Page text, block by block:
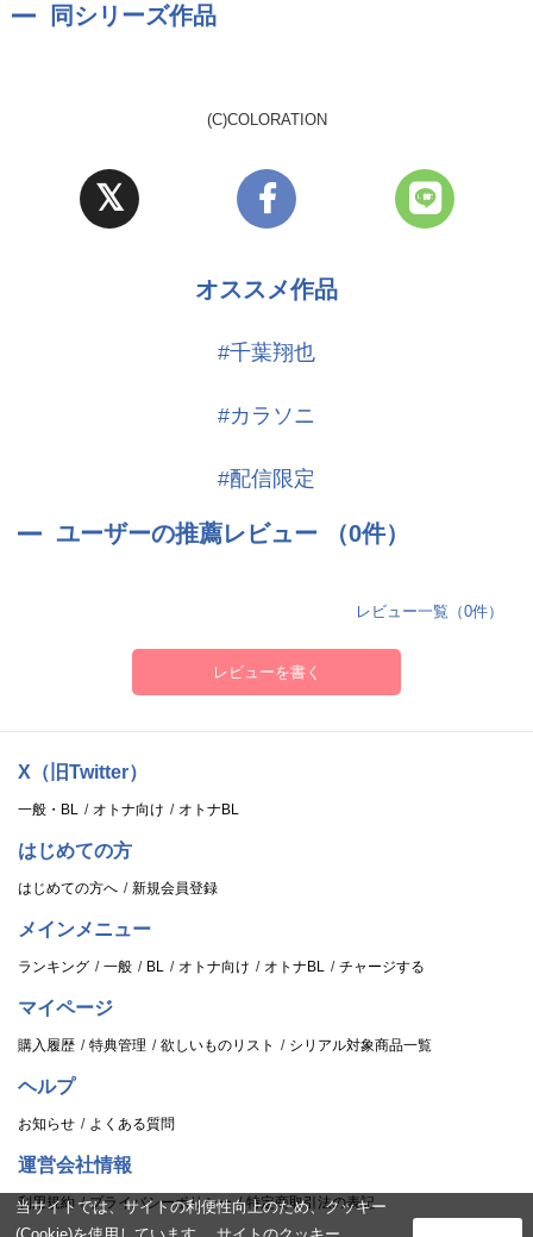
同シリーズ作品
(C)COLORATION
オススメ作品
#千葉翔也
#カラソニ
#配信限定
ユーザーの推薦レビュー （0件）
レビュー一覧（0件）
レビューを書く
X（旧Twitter）
一般・BL オトナ向け オトナBL
はじめての方
はじめての方へ 新規会員登録
メインメニュー
ランキング 一般 BL オトナ向け オトナBL チャージする
マイページ
購入履歴 特典管理 欲しいものリスト シリアル対象商品一覧
ヘルプ
お知らせ よくある質問
運営会社情報
利用規約 プライバシーポリシー 特定商取引法の表記
当サイトでは、サイトの利便性向上のため、クッキー